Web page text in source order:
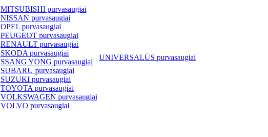
MITSUBISHI purvasaugiai
NISSAN purvasaugiai
OPEL purvasaugiai
PEUGEOT purvasaugiai
RENAULT purvasaugiai
SKODA purvasaugiai
SSANG YONG purvasaugiai
SUBARU purvasaugiai
SUZUKI purvasaugiai
TOYOTA purvasaugiai
VOLKSWAGEN purvasaugiai
VOLVO purvasaugiai
UNIVERSALŪS purvasaugiai